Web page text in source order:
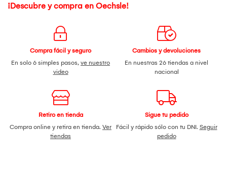
¡Descubre y compra en Oechsle!
Compra fácil y seguro
En solo 6 simples pasos, ve nuestro
video
Cambios y devoluciones
En nuestras 26 tiendas a nivel
nacional
Retiro en tienda
Compra online y retira en tienda. Ver
tiendas
Sigue tu pedido
Fácil y rápido sólo con tu DNI. Seguir
pedido